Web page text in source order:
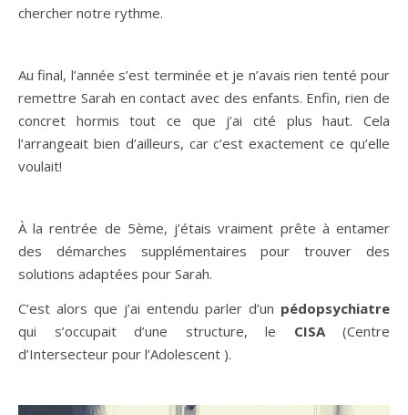
chercher notre rythme.
Au final, l’année s’est terminée et je n’avais rien tenté pour
remettre Sarah en contact avec des enfants. Enfin, rien de
concret hormis tout ce que j’ai cité plus haut. Cela
l’arrangeait bien d’ailleurs, car c’est exactement ce qu’elle
voulait!
À la rentrée de 5ème, j’étais vraiment prête à entamer
des démarches supplémentaires pour trouver des
solutions adaptées pour Sarah.
C’est alors que j’ai entendu parler d’un pédopsychiatre
qui s’occupait d’une structure, le CISA(Centre
d’Intersecteur pour l’Adolescent ).